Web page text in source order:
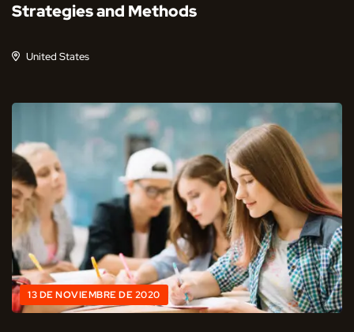
Strategies and Methods
United States
13 DE NOVIEMBRE DE 2020